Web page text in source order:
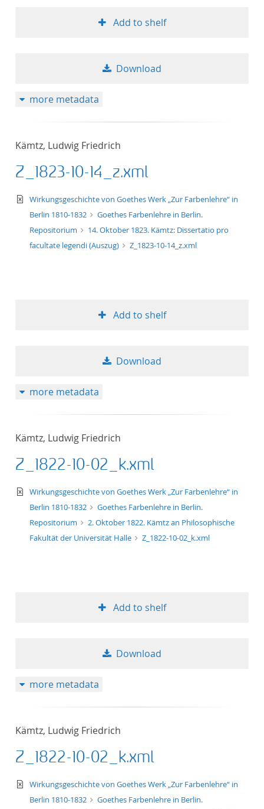
Add to shelf
Download
more metadata
Kämtz, Ludwig Friedrich
Z_1823-10-14_z.xml
text/xml
Wirkungsgeschichte von Goethes Werk „Zur Farbenlehre“ in
Berlin 1810-1832
Goethes Farbenlehre in Berlin.
Repositorium
14. Oktober 1823. Kämtz: Dissertatio pro
facultate legendi (Auszug)
Z_1823-10-14_z.xml
Add to shelf
Download
more metadata
Kämtz, Ludwig Friedrich
Z_1822-10-02_k.xml
text/xml
Wirkungsgeschichte von Goethes Werk „Zur Farbenlehre“ in
Berlin 1810-1832
Goethes Farbenlehre in Berlin.
Repositorium
2. Oktober 1822. Kämtz an Philosophische
Fakultät der Universität Halle
Z_1822-10-02_k.xml
Add to shelf
Download
more metadata
Kämtz, Ludwig Friedrich
Z_1822-10-02_k.xml
text/xml
Wirkungsgeschichte von Goethes Werk „Zur Farbenlehre“ in
Berlin 1810-1832
Goethes Farbenlehre in Berlin.